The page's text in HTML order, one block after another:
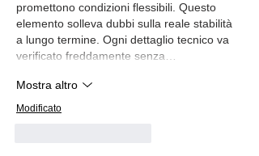
promettono condizioni flessibili. Questo
elemento solleva dubbi sulla reale stabilità
a lungo termine. Ogni dettaglio tecnico va
verificato freddamente senza…
Mostra altro
Modificato